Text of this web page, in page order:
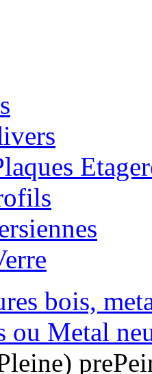
bois,
ou Metal